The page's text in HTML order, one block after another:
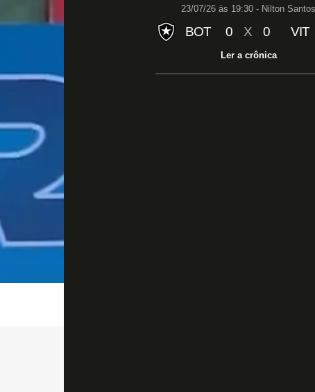
23/07/26 às 19:30 - Nilton Santos
BOT 0 X 0 VIT
Ler a crônica